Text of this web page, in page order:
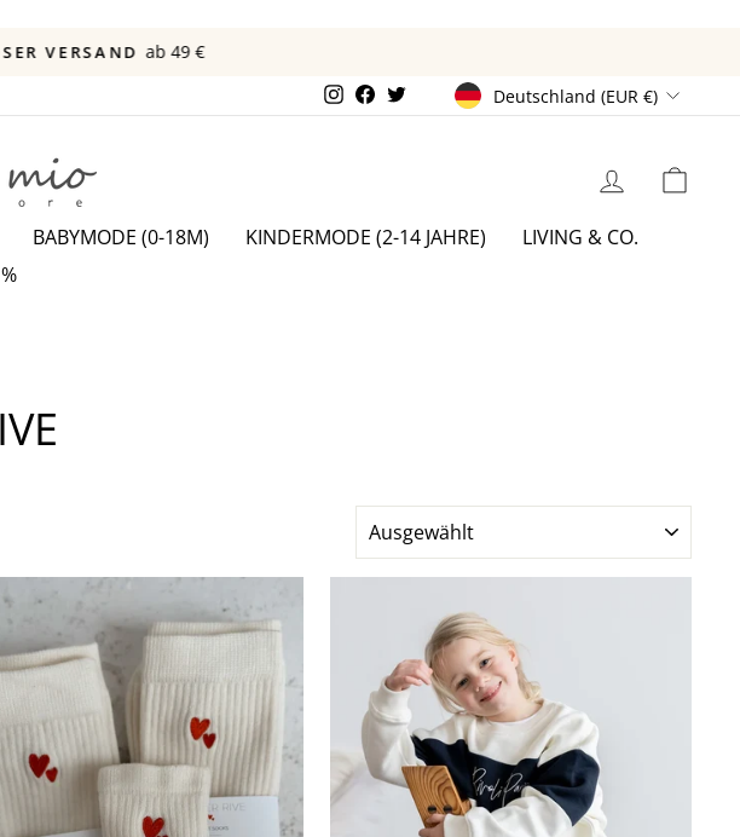
VERSAND ab 49 €
Instagram
Facebook
TwitterWÄHRUNG
Deutschland (EUR €)
EINLOGGEN
BABYMODE (0-18M) KINDERMODE (2-14 JAHRE)
LIVING & CO.